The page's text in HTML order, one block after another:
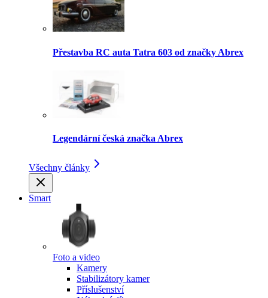
Přestavba RC auta Tatra 603 od značky Abrex
Legendární česká značka Abrex
Všechny články
Smart
Foto a video
Kamery
Stabilizátory kamer
Příslušenství